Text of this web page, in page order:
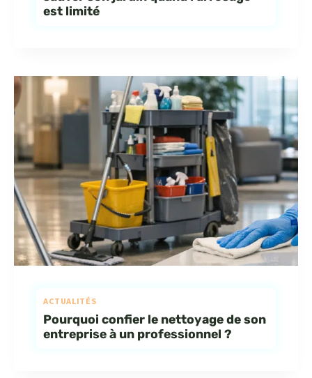
est limité
ACTUALITÉS
Pourquoi confier le nettoyage de son
entreprise à un professionnel ?